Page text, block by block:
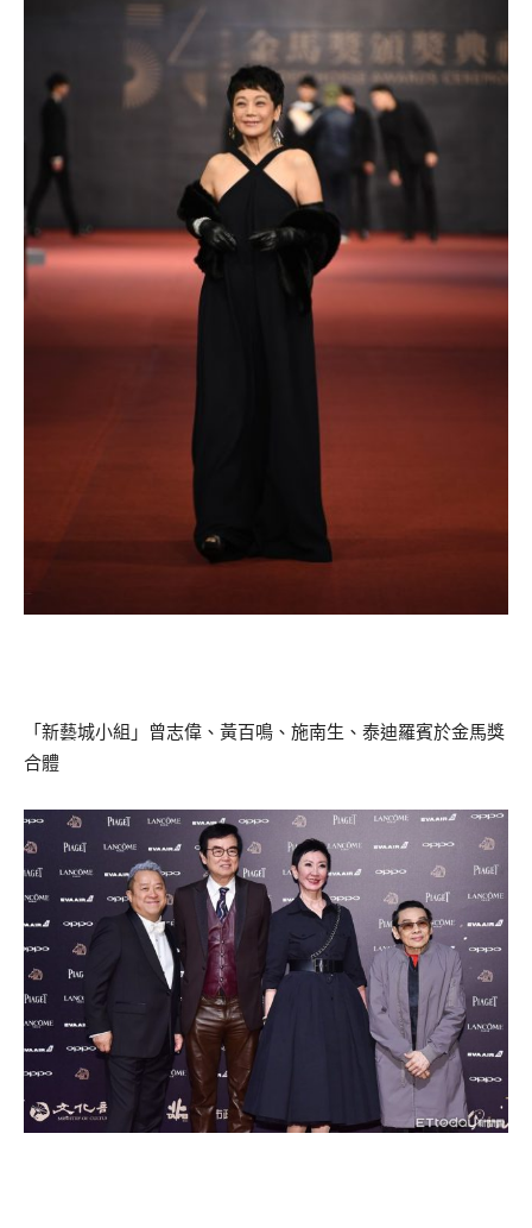
「新藝城小組」曾志偉、黃百鳴、施南生、泰迪羅賓於金馬獎
合體